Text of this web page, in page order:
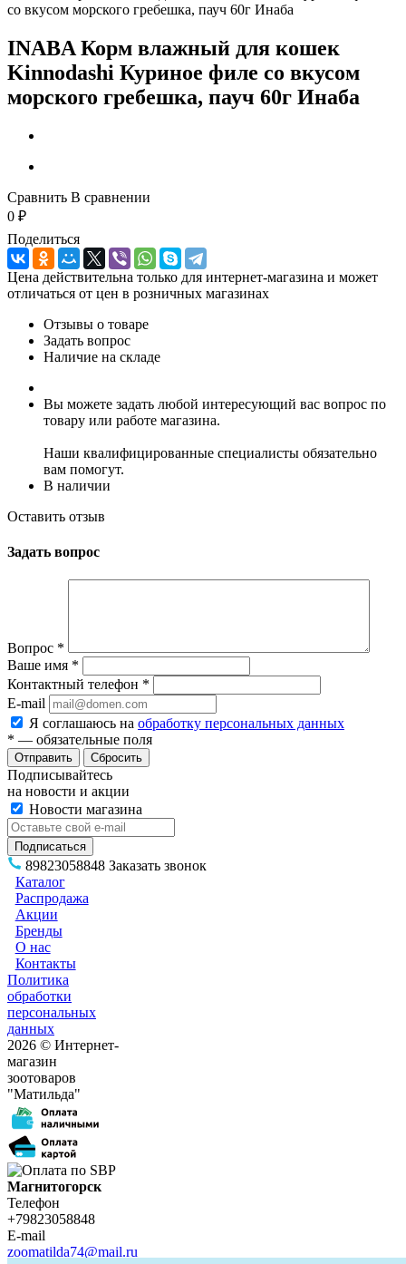
со вкусом морского гребешка, пауч 60г Инаба
INABA Корм влажный для кошек
Kinnodashi Куриное филе со вкусом
морского гребешка, пауч 60г Инаба
Сравнить В сравнении
0 ₽
Поделиться
Цена действительна только для интернет-магазина и может
отличаться от цен в розничных магазинах
Отзывы о товаре
Задать вопрос
Наличие на складе
Вы можете задать любой интересующий вас вопрос по
товару или работе магазина.
Наши квалифицированные специалисты обязательно
вам помогут.
В наличии
Оставить отзыв
Задать вопрос
Вопрос *
Ваше имя *
Контактный телефон *
E-mail
Я соглашаюсь на обработку персональных данных
* — обязательные поля
Сбросить
Подписывайтесь
на новости и акции
Новости магазина
89823058848 Заказать звонок
Каталог
Распродажа
Акции
Бренды
О нас
Контакты
Политика
обработки
персональных
данных
2026 © Интернет-
магазин
зоотоваров
"Матильда"
Магнитогорск
Телефон
+79823058848
E-mail
zoomatilda74@mail.ru